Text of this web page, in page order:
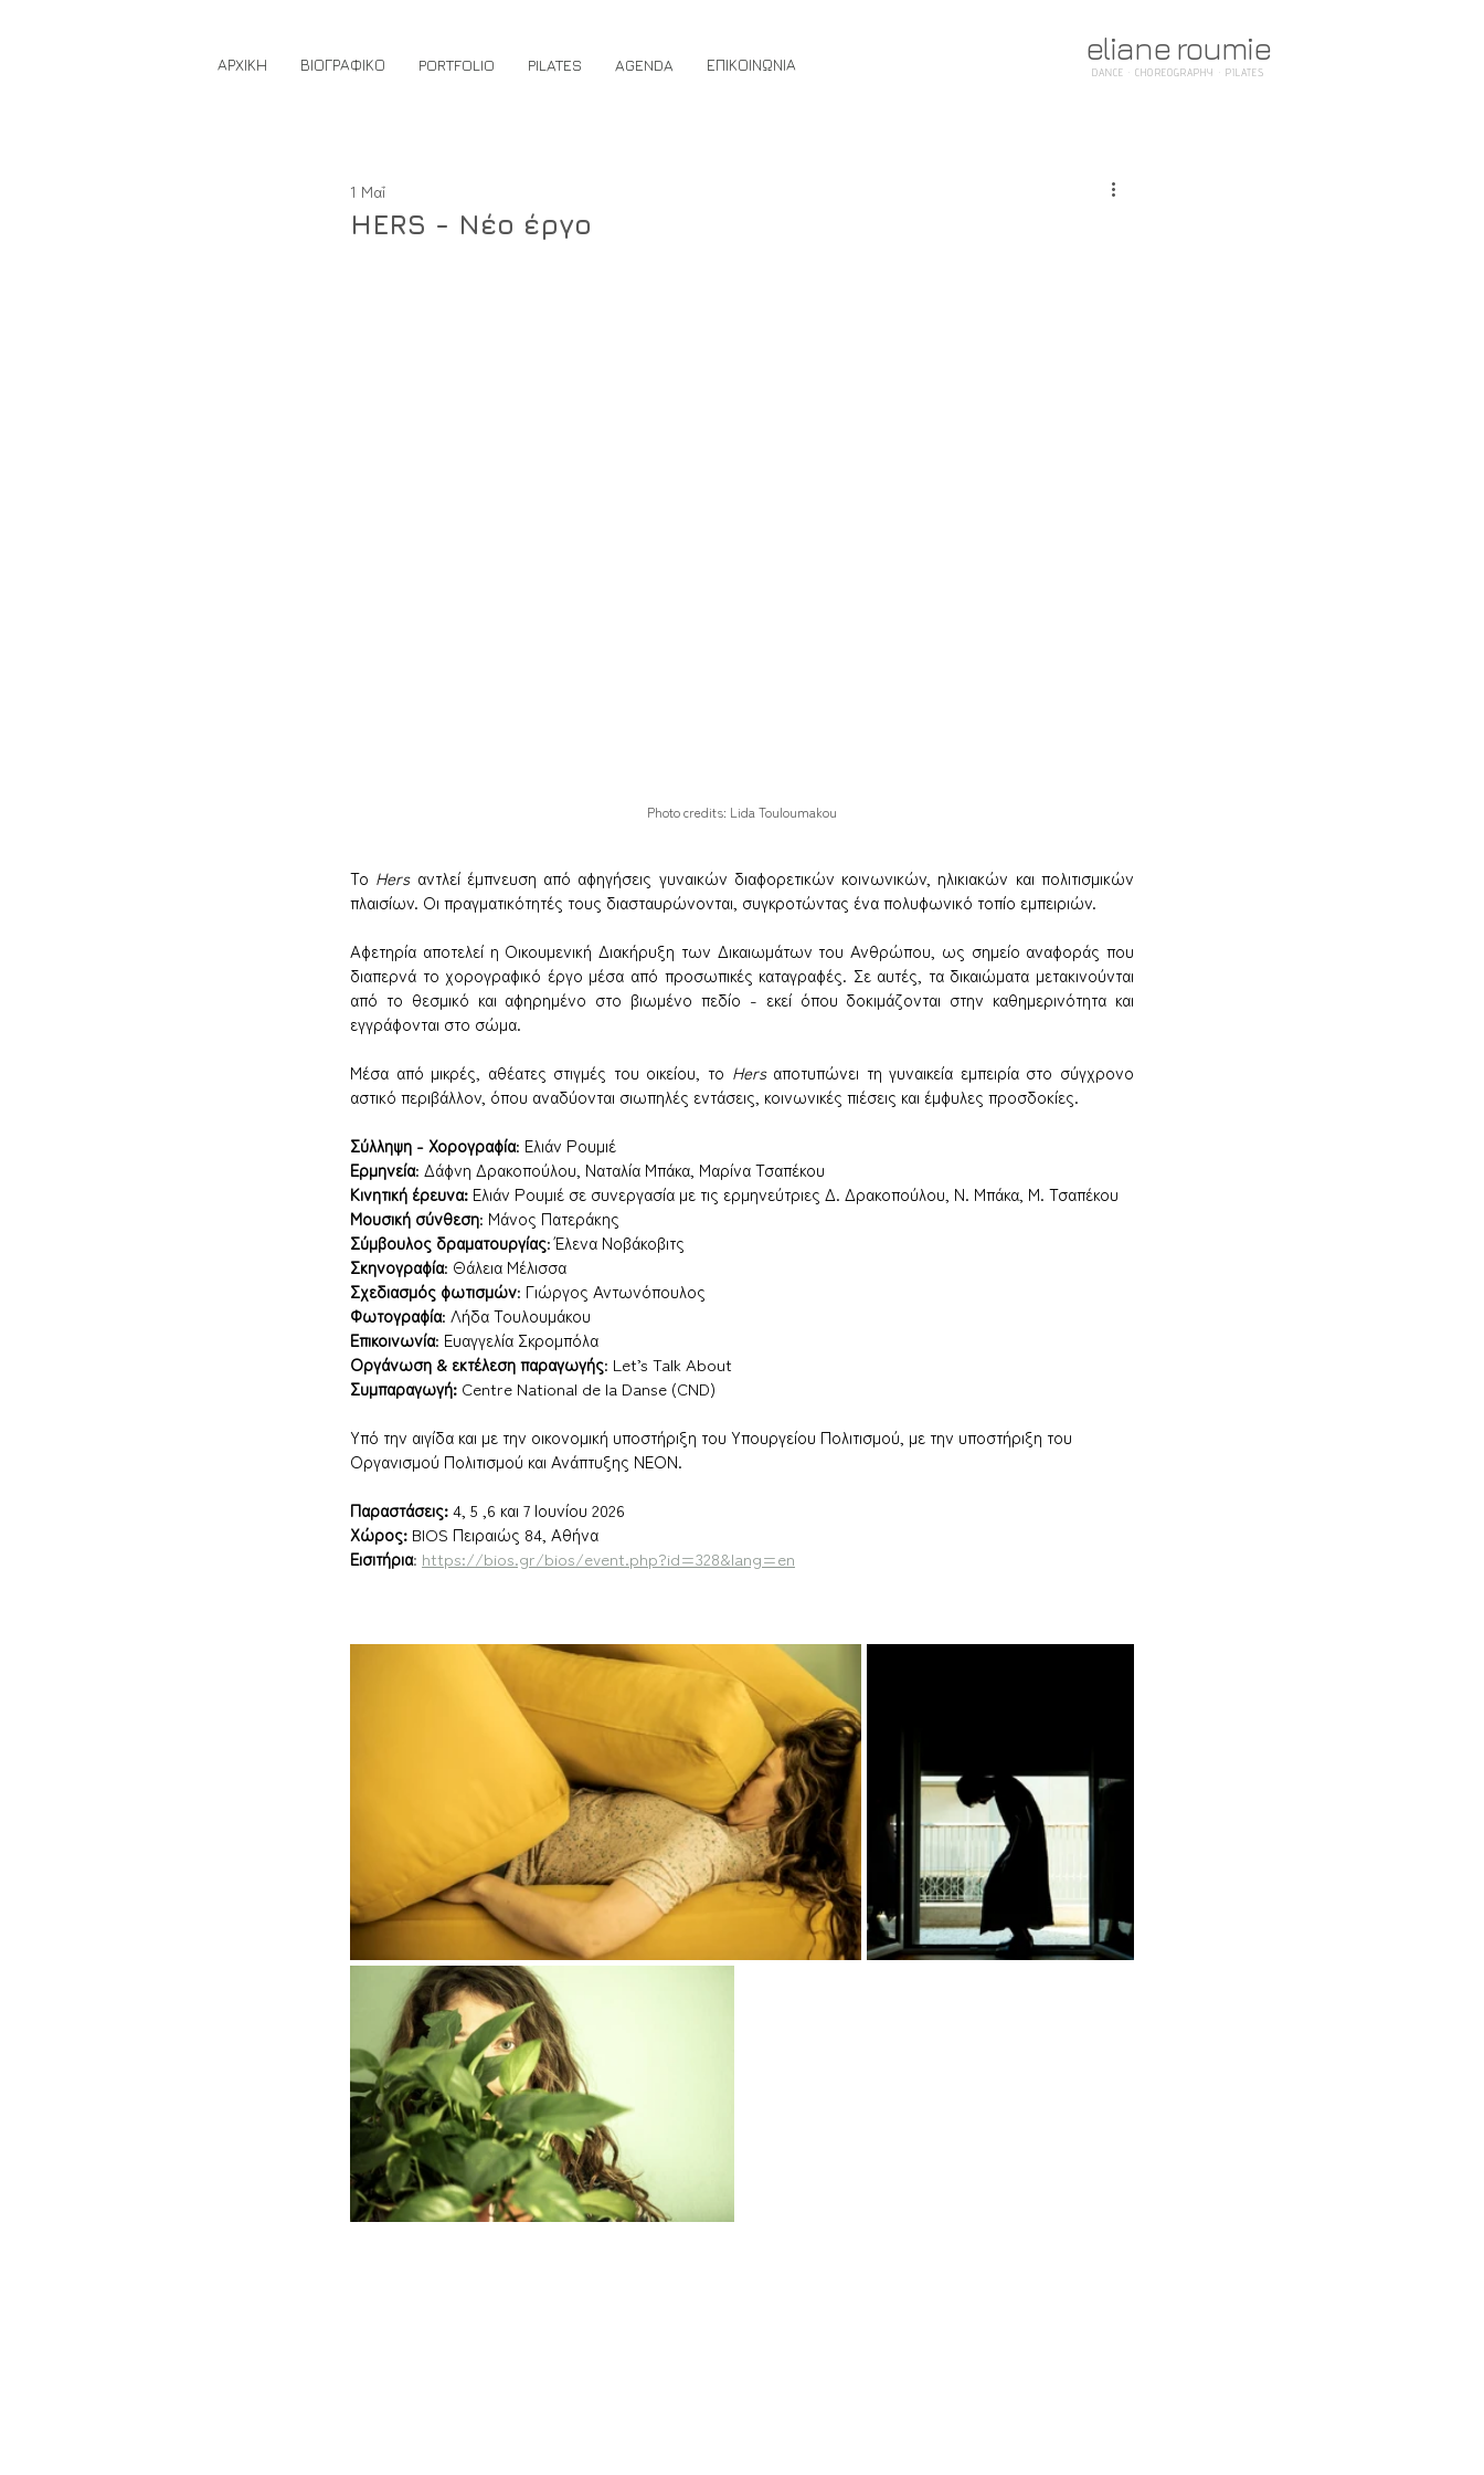
ΑΡΧΙΚΗ ΒΙΟΓΡΑΦΙΚΟ PORTFOLIO PILATES AGENDA ΕΠΙΚΟΙΝΩΝΙΑ DANCE · CHOREOGRAPHY · PILATES
eliane roumie
HERS - Νέο έργο
1 Μαΐ
Photo credits: Lida Touloumakou
Το Hers αντλεί έμπνευση από αφηγήσεις γυναικών διαφορετικών κοινωνικών, ηλικιακών και πολιτισμικών
πλαισίων. Οι πραγματικότητές τους διασταυρώνονται, συγκροτώντας ένα πολυφωνικό τοπίο εμπειριών.
Αφετηρία αποτελεί η Οικουμενική Διακήρυξη των Δικαιωμάτων του Ανθρώπου, ως σημείο αναφοράς που
διαπερνά το χορογραφικό έργο μέσα από προσωπικές καταγραφές. Σε αυτές, τα δικαιώματα μετακινούνται
από το θεσμικό και αφηρημένο στο βιωμένο πεδίο - εκεί όπου δοκιμάζονται στην καθημερινότητα και
εγγράφονται στο σώμα.
Μέσα από μικρές, αθέατες στιγμές του οικείου, το Hers αποτυπώνει τη γυναικεία εμπειρία στο σύγχρονο
αστικό περιβάλλον, όπου αναδύονται σιωπηλές εντάσεις, κοινωνικές πιέσεις και έμφυλες προσδοκίες.
Σύλληψη -Χορογραφία: Ελιάν Ρουμιέ
Ερμηνεία: Δάφνη Δρακοπούλου, Ναταλία Μπάκα, Μαρίνα Τσαπέκου
Κινητική έρευνα: Ελιάν Ρουμιέ σε συνεργασία με τις ερμηνεύτριες Δ. Δρακοπούλου, Ν. Μπάκα, Μ. Τσαπέκου
Μουσική σύνθεση: Μάνος Πατεράκης
Σύμβουλος δραματουργίας: Έλενα Νοβάκοβιτς
Σκηνογραφία: Θάλεια Μέλισσα
Σχεδιασμός φωτισμών: Γιώργος Αντωνόπουλος
Φωτογραφία: Λήδα Τουλουμάκου
Επικοινωνία: Ευαγγελία Σκρομπόλα
Οργάνωση & εκτέλεση παραγωγής: Let’s Talk About
Συμπαραγωγή: Centre National de la Danse (CND)
Υπό την αιγίδα και με την οικονομική υποστήριξη του Υπουργείου Πολιτισμού, με την υποστήριξη του
Οργανισμού Πολιτισμού και Ανάπτυξης ΝΕΟΝ.
Παραστάσεις: 4, 5 ,6 και 7 Ιουνίου 2026
Χώρος: BIOS Πειραιώς 84, Αθήνα
Εισιτήρια: https://bios.gr/bios/event.php?id=328&lang=en